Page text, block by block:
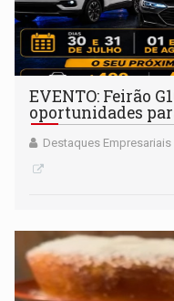
EVENTO: Feirão
oportunidades
Destaques Empresariais